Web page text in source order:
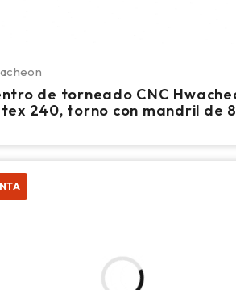
de torneado CNC
240, torno con mandril de